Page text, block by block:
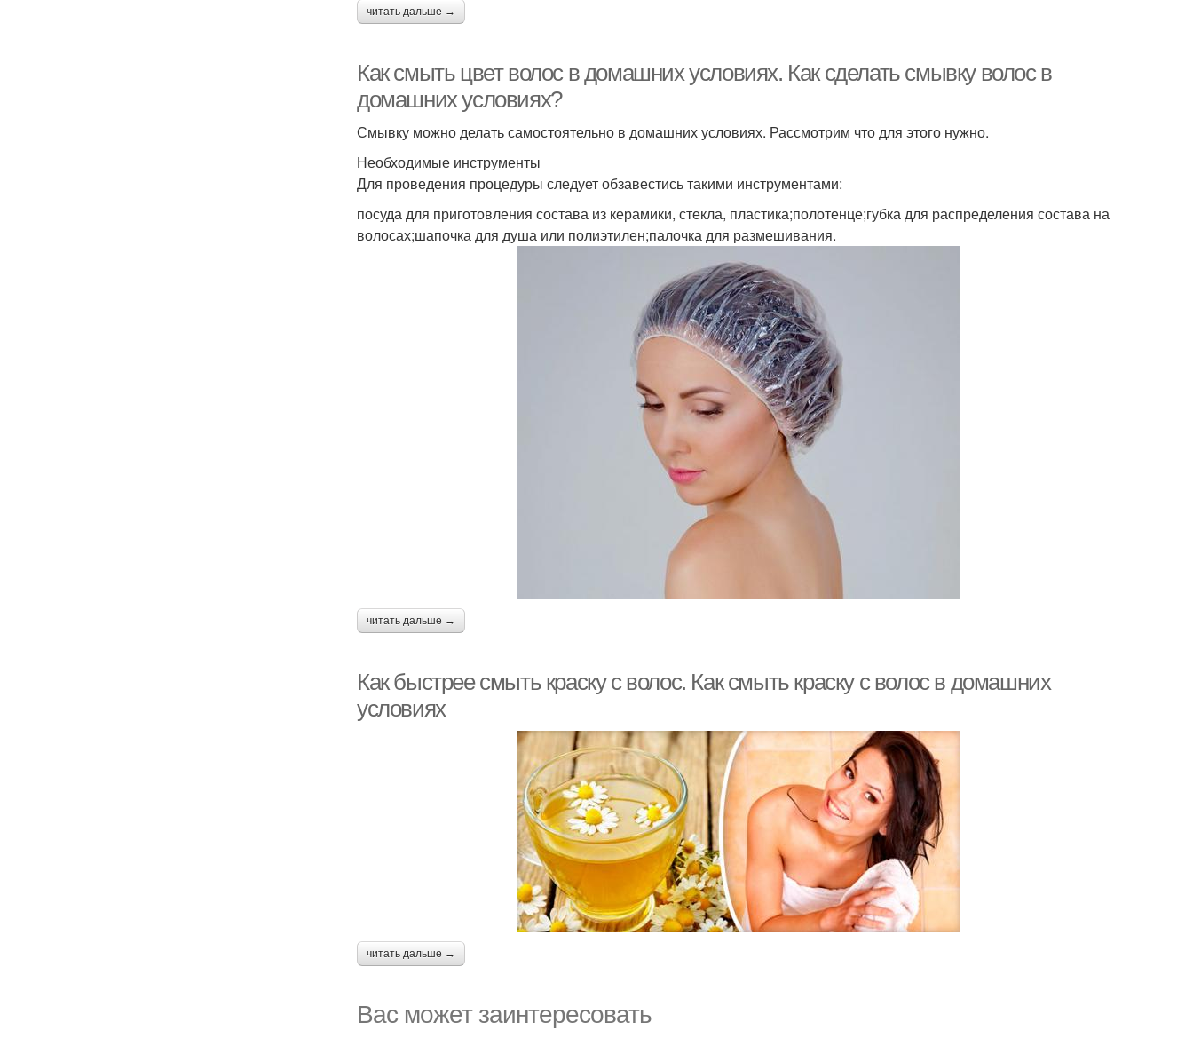
читать дальше →
Как смыть цвет волос в домашних условиях. Как сделать смывку волос в
домашних условиях?
Смывку можно делать самостоятельно в домашних условиях. Рассмотрим что для этого нужно.
Необходимые инструменты
Для проведения процедуры следует обзавестись такими инструментами:
посуда для приготовления состава из керамики, стекла, пластика;полотенце;губка для распределения состава на
волосах;шапочка для душа или полиэтилен;палочка для размешивания.
читать дальше →
Как быстрее смыть краску с волос. Как смыть краску с волос в домашних
условиях
читать дальше →
Вас может заинтересовать